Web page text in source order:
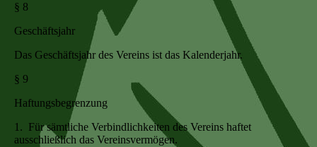
§ 8
Geschäftsjahr
Das Geschäftsjahr des Vereins ist das Kalenderjahr.
§ 9
Haftungsbegrenzung
1. Für sämtliche Verbindlichkeiten des Vereins haftet
ausschließlich das Vereinsvermögen.